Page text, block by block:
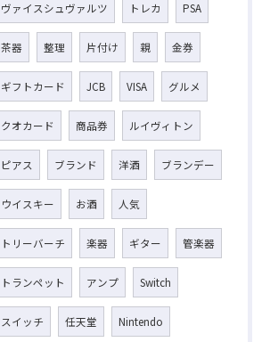
ヴァイスシュヴァルツ トレカ PSA
茶器 整理 片付け 親 金券
ギフトカード JCB VISA グルメ
クオカード 商品券 ルイヴィトン
ピアス ブランド 洋酒 ブランデー
ウイスキー お酒 人気
トリーバーチ 楽器 ギター 管楽器
トランペット アンプ Switch
スイッチ 任天堂 Nintendo